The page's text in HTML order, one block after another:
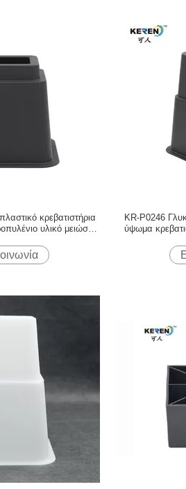
κρεβατιστήρια
υλικό μειώσει
KR-P0246
ύψωμα